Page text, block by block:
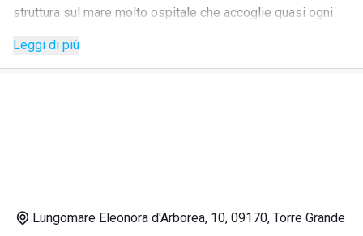
struttura sul mare molto ospitale che accoglie quasi ogni
L'intrattenimento e il divertimento al
mancano mai. Ai visitatori è offerto un ottimo servizio, che
di legno molto raffinata e accogliente. Tra i vari servizi
Leggi di più
Lungomare Eleonora d'Arborea, 10, 09170, Torre Grande